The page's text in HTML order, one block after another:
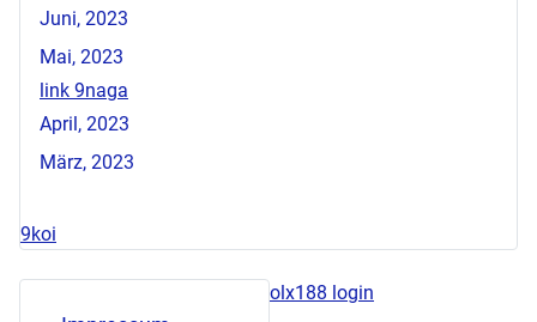
Juni, 2023
Mai, 2023
link 9naga
April, 2023
März, 2023
9koi
olx188 login